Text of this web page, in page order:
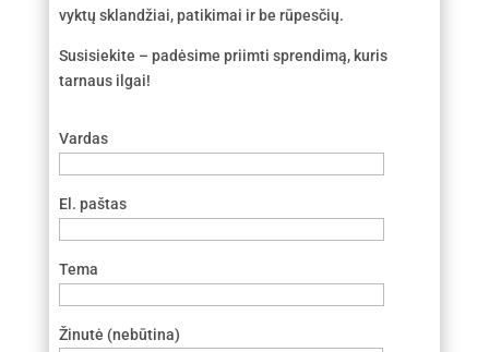
vyktų sklandžiai, patikimai ir be rūpesčių.
Susisiekite – padėsime priimti sprendimą, kuris
tarnaus ilgai!
Vardas
El. paštas
Tema
Žinutė (nebūtina)